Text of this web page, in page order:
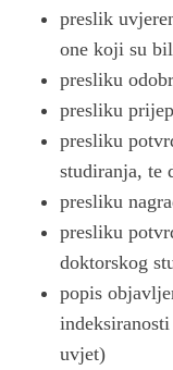
preslik
one koji su
presliku
presliku
presliku
studiranja, te
presliku
presliku
doktorskog
popis
uvjet)